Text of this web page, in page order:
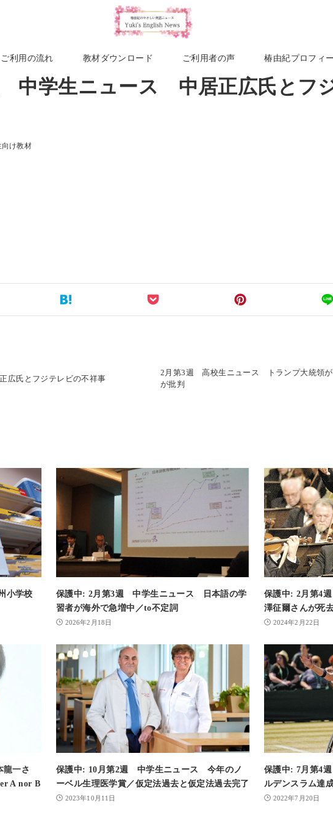
ご利用の流れ 教材ダウンロード ご利用者の声 椿由紀プロフィ
中学生ニュース 中居正広氏とフ
向け教材
氏とフジテレビの不祥事
2月第3週 高校生ニュース トランプ大統領が
が批判
小学校
保護中: 2月第3週 中学生ニュース 日本語の学
習者が海外で急増中／to不定詞
2026年2月18日
保護中: 2月第4
澤征爾さんが死
2024年2月22日
一さ
A nor B
保護中: 10月第2週 中学生ニュース 今年のノ
ーベル生理医学賞／仮定法過去と仮定法過去完了
2023年10月11日
保護中: 7月第4
ルデンスラム達
2022年7月20日